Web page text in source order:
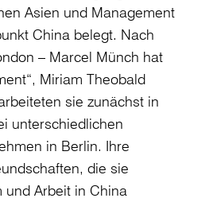
Asien und Management
China belegt. Nach
– Marcel Münch hat
Miriam Theobald
sie zunächst in
unterschiedlichen
in Berlin. Ihre
die sie
und Arbeit in China